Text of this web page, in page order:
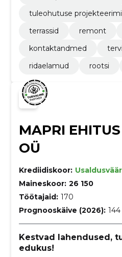
tuleohutuse
terrassid
remont
kontaktandmed
ridaelamud
rootsi
MAPRI EHITUS
OÜ
Krediidiskoor:
Maineskoor: 26 150
Töötajaid: 170
Prognooskäive (2026):
Kestvad lahendused,
edukus!